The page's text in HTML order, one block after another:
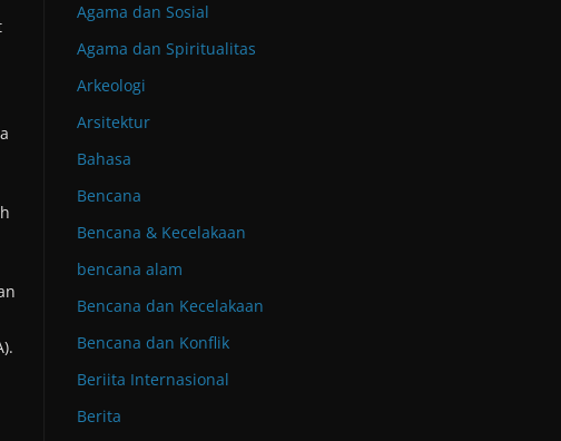
Agama dan Sosial
Agama dan Spiritualitas
Arkeologi
Arsitektur
Bahasa
Bencana
Bencana & Kecelakaan
bencana alam
Bencana dan Kecelakaan
Bencana dan Konflik
Beriita Internasional
Berita